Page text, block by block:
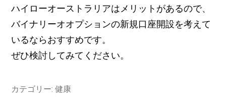
ハイローオーストラリアはメリットがあるので、
バイナリーオオプションの新規口座開設を考えて
いるならおすすめです。
ぜひ検討してみてください。
カテゴリー:健康